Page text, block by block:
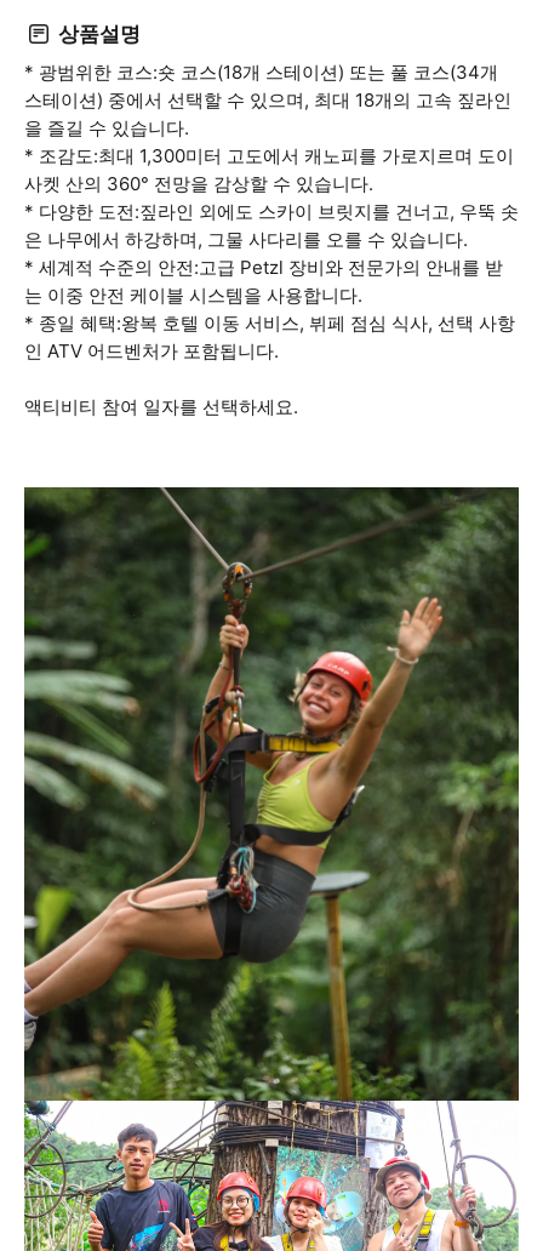
상품설명
* 광범위한 코스:숏 코스(18개 스테이션) 또는 풀 코스(34개
스테이션) 중에서 선택할 수 있으며, 최대 18개의 고속 짚라인
을 즐길 수 있습니다.
* 조감도:최대 1,300미터 고도에서 캐노피를 가로지르며 도이
사켓 산의 360° 전망을 감상할 수 있습니다.
* 다양한 도전:짚라인 외에도 스카이 브릿지를 건너고, 우뚝 솟
은 나무에서 하강하며, 그물 사다리를 오를 수 있습니다.
* 세계적 수준의 안전:고급 Petzl 장비와 전문가의 안내를 받
는 이중 안전 케이블 시스템을 사용합니다.
* 종일 혜택:왕복 호텔 이동 서비스, 뷔페 점심 식사, 선택 사항
인 ATV 어드벤처가 포함됩니다.
액티비티 참여 일자를 선택하세요.